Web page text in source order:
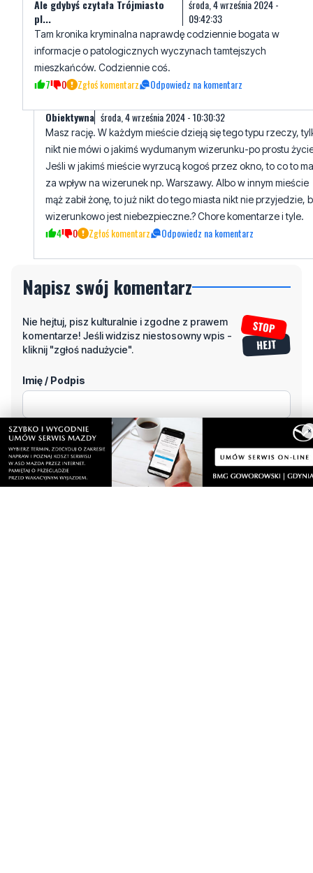
mieszkańców. Codziennie coś.
7 0 Zgłoś komentarz Odpowiedz na komentarz
Obiektywna środa, 4 września 2024 - 10:30:32
Masz rację. W każdym mieście dzieją się tego typu rzeczy,
Jeśli w jakimś mieście wyrzucą kogoś przez okno, to co to ma
za wpływ na wizerunek np. Warszawy. Albo w innym mieście
mąż zabił żonę, to już nikt do tego miasta nikt nie przyjedzie,
wizerunkowo jest niebezpieczne.? Chore komentarze i tyle.
4 0 Zgłoś komentarz Odpowiedz na komentarz
Napisz swój komentarz
komentarze! Jeśli widzisz niestosowny wpis -
kliknij "zgłoś nadużycie".
Imię / Podpis
Odpowiedz
Wiadomość
×